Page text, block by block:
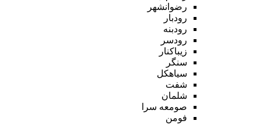
رضوانشهر
رودبار
رودبنه
رودسر
زیباکنار
سنگر
سیاهکل
شفت
شلمان
صومعه سرا
فومن